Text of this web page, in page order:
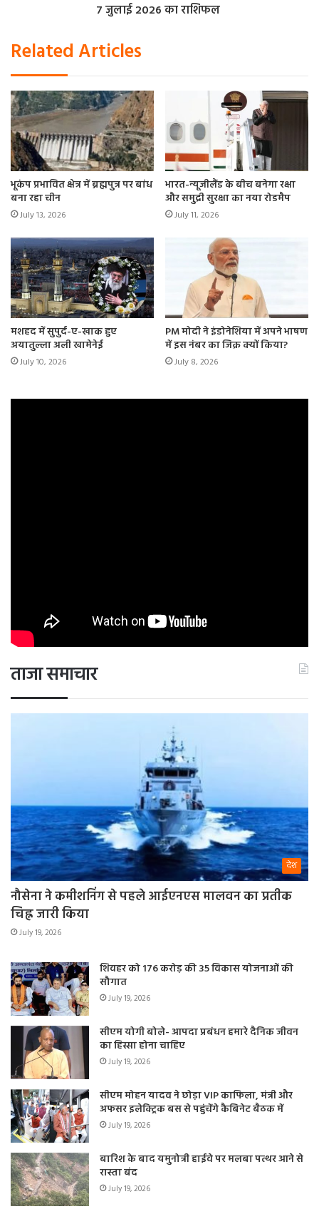
7 जुलाई 2026 का राशिफल
Related Articles
भूकंप प्रभावित क्षेत्र में ब्रह्मपुत्र पर बांध
बना रहा चीन
July 13, 2026
भारत-न्यूजीलैंड के बीच बनेगा रक्षा
और समुद्री सुरक्षा का नया रोडमैप
July 11, 2026
मशहद में सुपुर्द-ए-खाक हुए
अयातुल्ला अली खामेनेई
July 10, 2026
PM मोदी ने इंडोनेशिया में अपने भाषण
में इस नंबर का जिक्र क्यों किया?
July 8, 2026
ताजा समाचार
देश
नौसेना ने कमीशनिंग से पहले आईएनएस मालवन का प्रतीक
चिह्न जारी किया
July 19, 2026
शिवहर को 176 करोड़ की 35 विकास योजनाओं की
सौगात
July 19, 2026
सीएम योगी बोले- आपदा प्रबंधन हमारे दैनिक जीवन
का हिस्सा होना चाहिए
July 19, 2026
सीएम मोहन यादव ने छोड़ा VIP काफिला, मंत्री और
अफसर इलेक्ट्रिक बस से पहुंचेंगे कैबिनेट बैठक में
July 19, 2026
बारिश के बाद यमुनोत्री हाईवे पर मलबा पत्थर आने से
रास्ता बंद
July 19, 2026